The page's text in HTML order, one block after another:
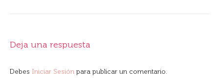
Deja una respuesta
Debes Iniciar Sesión para publicar un comentario.